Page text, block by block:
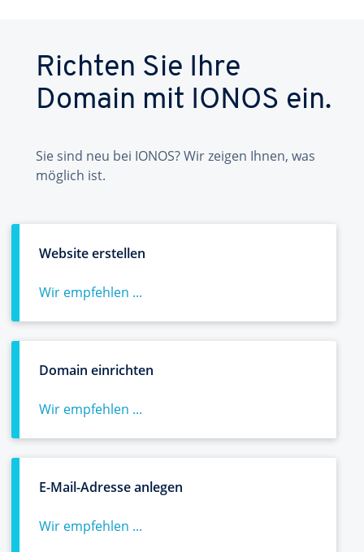
Richten Sie Ihre
Domain mit IONOS ein.
Sie sind neu bei IONOS? Wir zeigen Ihnen, was
möglich ist.
Website erstellen
Wir empfehlen ...
Domain einrichten
Wir empfehlen ...
E-Mail-Adresse anlegen
Wir empfehlen ...